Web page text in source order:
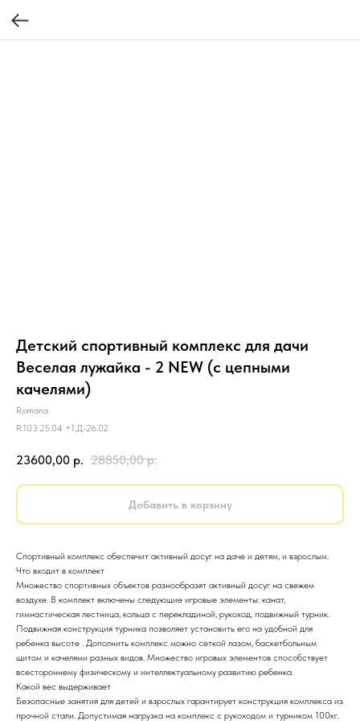
Детский спортивный комплекс для дачи
Веселая лужайка - 2 NEW (с цепными
качелями)
Romana
R.103.25.04 +1.Д-26.02
23600,00 р. 28850,00 р.
Добавить в корзину
Спортивный комплекс обеспечит активный досуг на даче и детям, и взрослым.
Что входит в комплект
Множество спортивных объектов разнообразят активный досуг на свежем
воздухе. В комплект включены следующие игровые элементы: канат,
гимнастическая лестница, кольца с перекладиной, рукоход, подвижный турник.
Подвижная конструкция турника позволяет установить его на удобной для
ребенка высоте . Дополнить комплекс можно сеткой лазом, баскетбольным
щитом и качелями разных видов. Множество игровых элементов способствует
всестороннему физическому и интеллектуальному развитию ребенка.
Какой вес выдерживает
Безопасные занятия для детей и взрослых гарантирует конструкция комплекса из
прочной стали. Допустимая нагрузка на комплекс с рукоходом и турником 100кг.